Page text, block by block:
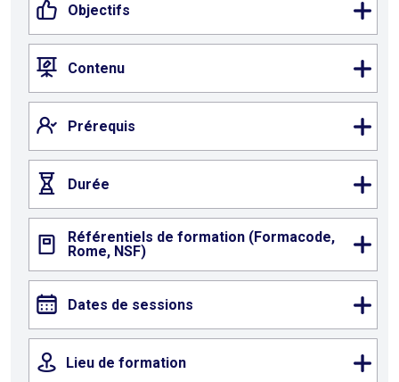
Objectifs
Contenu
Prérequis
Durée
Référentiels de formation (Formacode,
Rome, NSF)
Dates de sessions
Lieu de formation